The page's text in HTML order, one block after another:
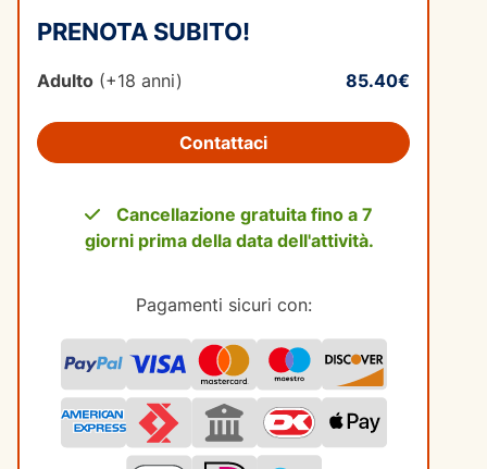
PRENOTA SUBITO!
Adulto (+18 anni) 85.40€
Contattaci
Cancellazione gratuita fino a 7
giorni prima della data dell'attività.
Pagamenti sicuri con: